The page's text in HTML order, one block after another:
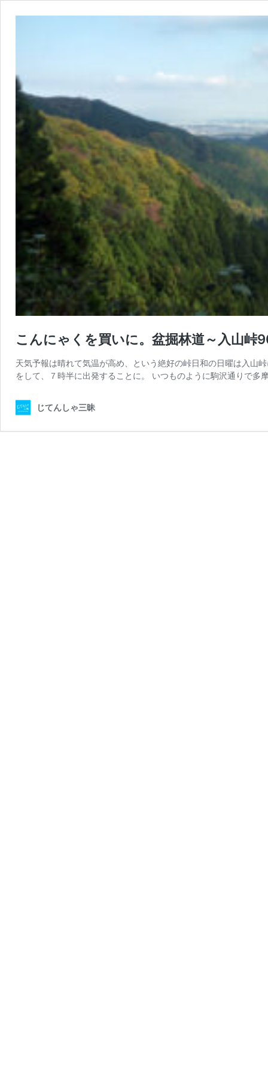
こんにゃくを買いに。盆掘林道～入山峠
天気予報は晴れて気温が高め、という絶好の峠日和の日曜は入山
をして、７時半に出発することに。 いつものように駒沢通りで多
じてんしゃ三昧